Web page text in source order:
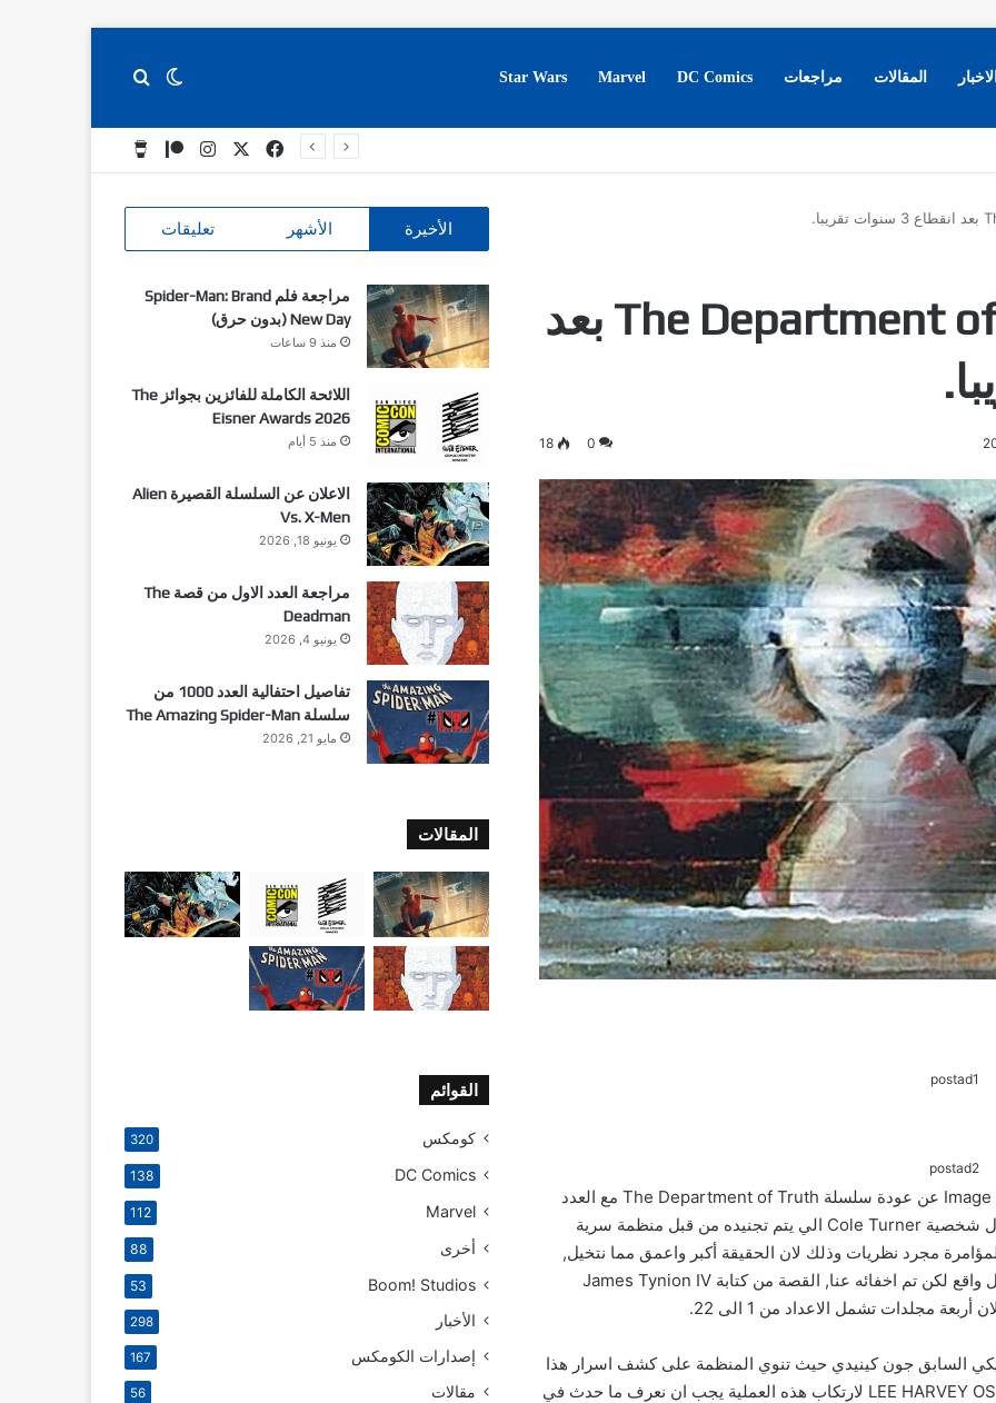
الاخبار المقالات مراجعات DC Comics
Marvel
Star Wars الوضع المظلم
بحث عن
فيسبوك انستقرام
‫Patreon
عودة سلسلة The Department of Truth بعد
0
18
postad1
postad2
بعد انقطاع دام سنتين و 7 أشهر، أعلنت شركة Image Comics عن عودة سلسلة The Department of Truth مع العدد
23 ومرحلة جديدة من قصص هذا العالم, القصة تدور حول شخصية Cole Turner الي يتم تجنيده من قبل منظمة سرية
مجرد نظريات وذلك لان الحقيقة أكبر واعمق مما نتخيل,
وجميع ما كنا نفكر به بانه مجرد نظريات واوهام هو بالفعل واقع لكن تم اخفائه عنا, القصة من كتابة James Tynion IV
السابق جون كينيدي حيث تنوي المنظمة على كشف اسرار هذا
الاغتيال للعامة ولكي نعرف الأسباب التي دفعت LEE HARVEY OSWALD لارتكاب هذه العملية يجب ان نعرف ما حدث في
الأخيرة الأشهر تعليقات
مراجعة فلم Spider-Man: Brand
New Day (بدون حرق)
منذ 9 ساعات
اللائحة الكاملة للفائزين بجوائز The
Eisner Awards 2026
منذ 5 أيام
الاعلان عن السلسلة القصيرة Alien
Vs. X-Men
يونيو 18, 2026
مراجعة العدد الاول من قصة The
Deadman
يونيو 4, 2026
تفاصيل احتفالية العدد 1000 من
سلسلة The Amazing Spider-Man
مايو 21, 2026
المقالات
القوائم
كومكس 320
DC Comics
138
Marvel
112
أخرى 88
Boom! Studios
53
الأخبار 298
إصدارات الكومكس 167
مقالات 56